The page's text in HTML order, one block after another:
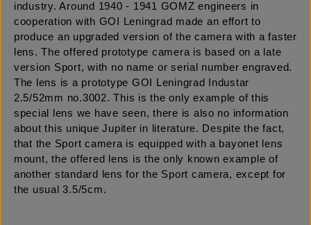
industry. Around 1940 - 1941 GOMZ engineers in
cooperation with GOI Leningrad made an effort to
produce an upgraded version of the camera with a faster
lens. The offered prototype camera is based on a late
version Sport, with no name or serial number engraved.
The lens is a prototype GOI Leningrad Industar
2.5/52mm no.3002. This is the only example of this
special lens we have seen, there is also no information
about this unique Jupiter in literature. Despite the fact,
that the Sport camera is equipped with a bayonet lens
mount, the offered lens is the only known example of
another standard lens for the Sport camera, except for
the usual 3.5/5cm.